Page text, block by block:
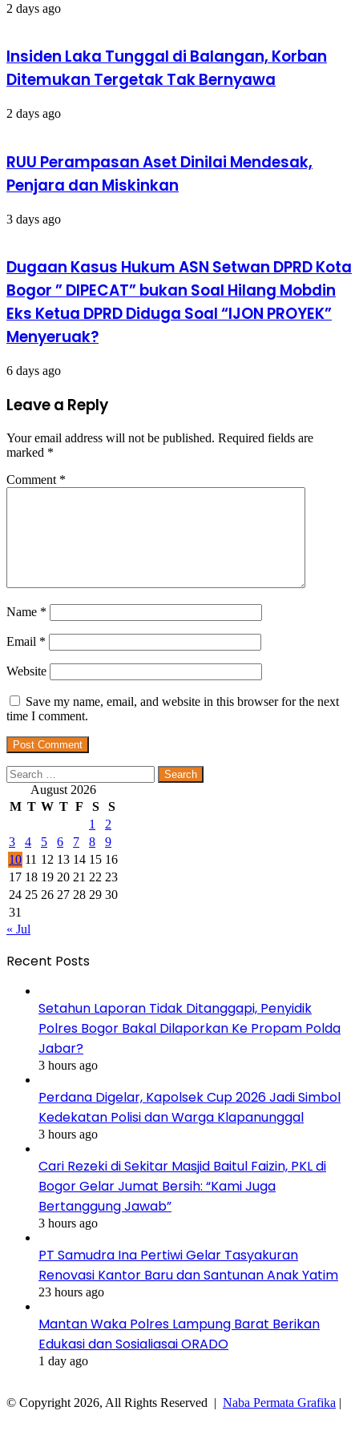
2 days ago
Insiden Laka Tunggal di Balangan, Korban
Ditemukan Tergetak Tak Bernyawa
2 days ago
RUU Perampasan Aset Dinilai Mendesak,
Penjara dan Miskinkan
3 days ago
Dugaan Kasus Hukum ASN Setwan DPRD Kota
Bogor ” DIPECAT” bukan Soal Hilang Mobdin
Eks Ketua DPRD Diduga Soal “IJON PROYEK”
Menyeruak?
6 days ago
Leave a Reply
Your email address will not be published. Required fields are
marked *
Comment *
Name *
Email *
Website
Save my name, email, and website in this browser for the next
time I comment.
Search
for: August 2026
M T W T F S
S
1
2
3
4 5 6 7 8
9
10 11 12 13 14 15 16
17 18 19 20 21 22 23
24 25 26 27 28 29 30
31
« Jul
Recent Posts
Setahun Laporan Tidak Ditanggapi, Penyidik
Polres Bogor Bakal Dilaporkan Ke Propam Polda
Jabar?
3 hours ago
Perdana Digelar, Kapolsek Cup 2026 Jadi Simbol
Kedekatan Polisi dan Warga Klapanunggal
3 hours ago
Cari Rezeki di Sekitar Masjid Baitul Faizin, PKL di
Bogor Gelar Jumat Bersih: “Kami Juga
Bertanggung Jawab”
3 hours ago
PT Samudra Ina Pertiwi Gelar Tasyakuran
Renovasi Kantor Baru dan Santunan Anak Yatim
23 hours ago
Mantan Waka Polres Lampung Barat Berikan
Edukasi dan Sosialiasai ORADO
1 day ago
© Copyright 2026, All Rights Reserved | Naba Permata Grafika |